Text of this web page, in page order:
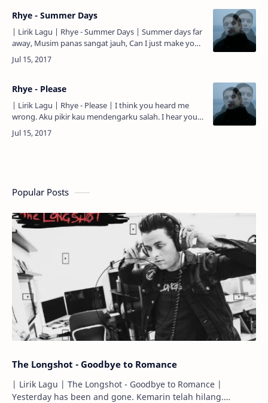
Rhye - Summer Days
| Lirik Lagu | Rhye - Summer Days | Summer days far
away, Musim panas sangat jauh, Can I just make you
stay? Bisakah aku membuat kau menetap? Come on,
give …
Rhye - Please
| Lirik Lagu | Rhye - Please | I think you heard me
wrong. Aku pikir kau mendengarku salah. I hear your
eyes. Aku mendengar matamu. I think it came out
wrong…
Popular Posts
The Longshot - Goodbye to Romance
| Lirik Lagu | The Longshot - Goodbye to Romance |
Yesterday has been and gone. Kemarin telah hilang.